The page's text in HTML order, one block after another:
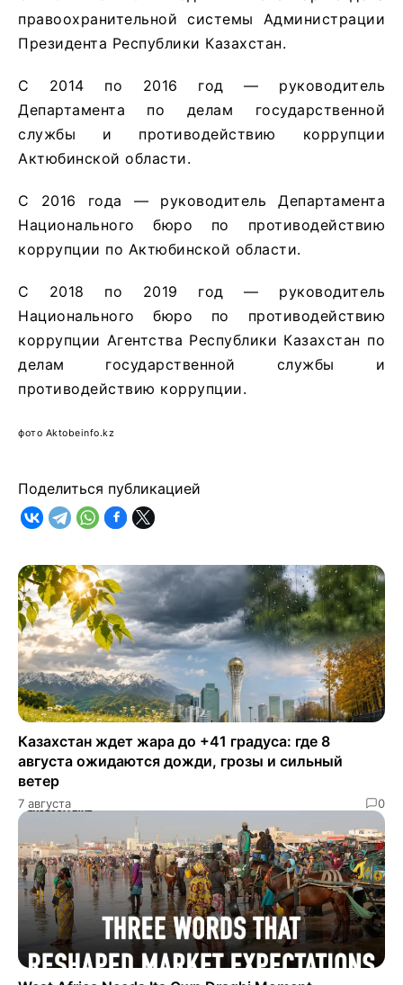
правоохранительной системы Администрации
Президента Республики Казахстан.
С 2014 по 2016 год — руководитель
Департамента по делам государственной
службы и противодействию коррупции
Актюбинской области.
С 2016 года — руководитель Департамента
Национального бюро по противодействию
коррупции по Актюбинской области.
С 2018 по 2019 год — руководитель
Национального бюро по противодействию
коррупции Агентства Республики Казахстан по
делам государственной службы и
противодействию коррупции.
фото Aktobeinfo.kz
Поделиться публикацией
Казахстан ждет жара до +41 градуса: где 8
августа ожидаются дожди, грозы и сильный
ветер
7 августа 0